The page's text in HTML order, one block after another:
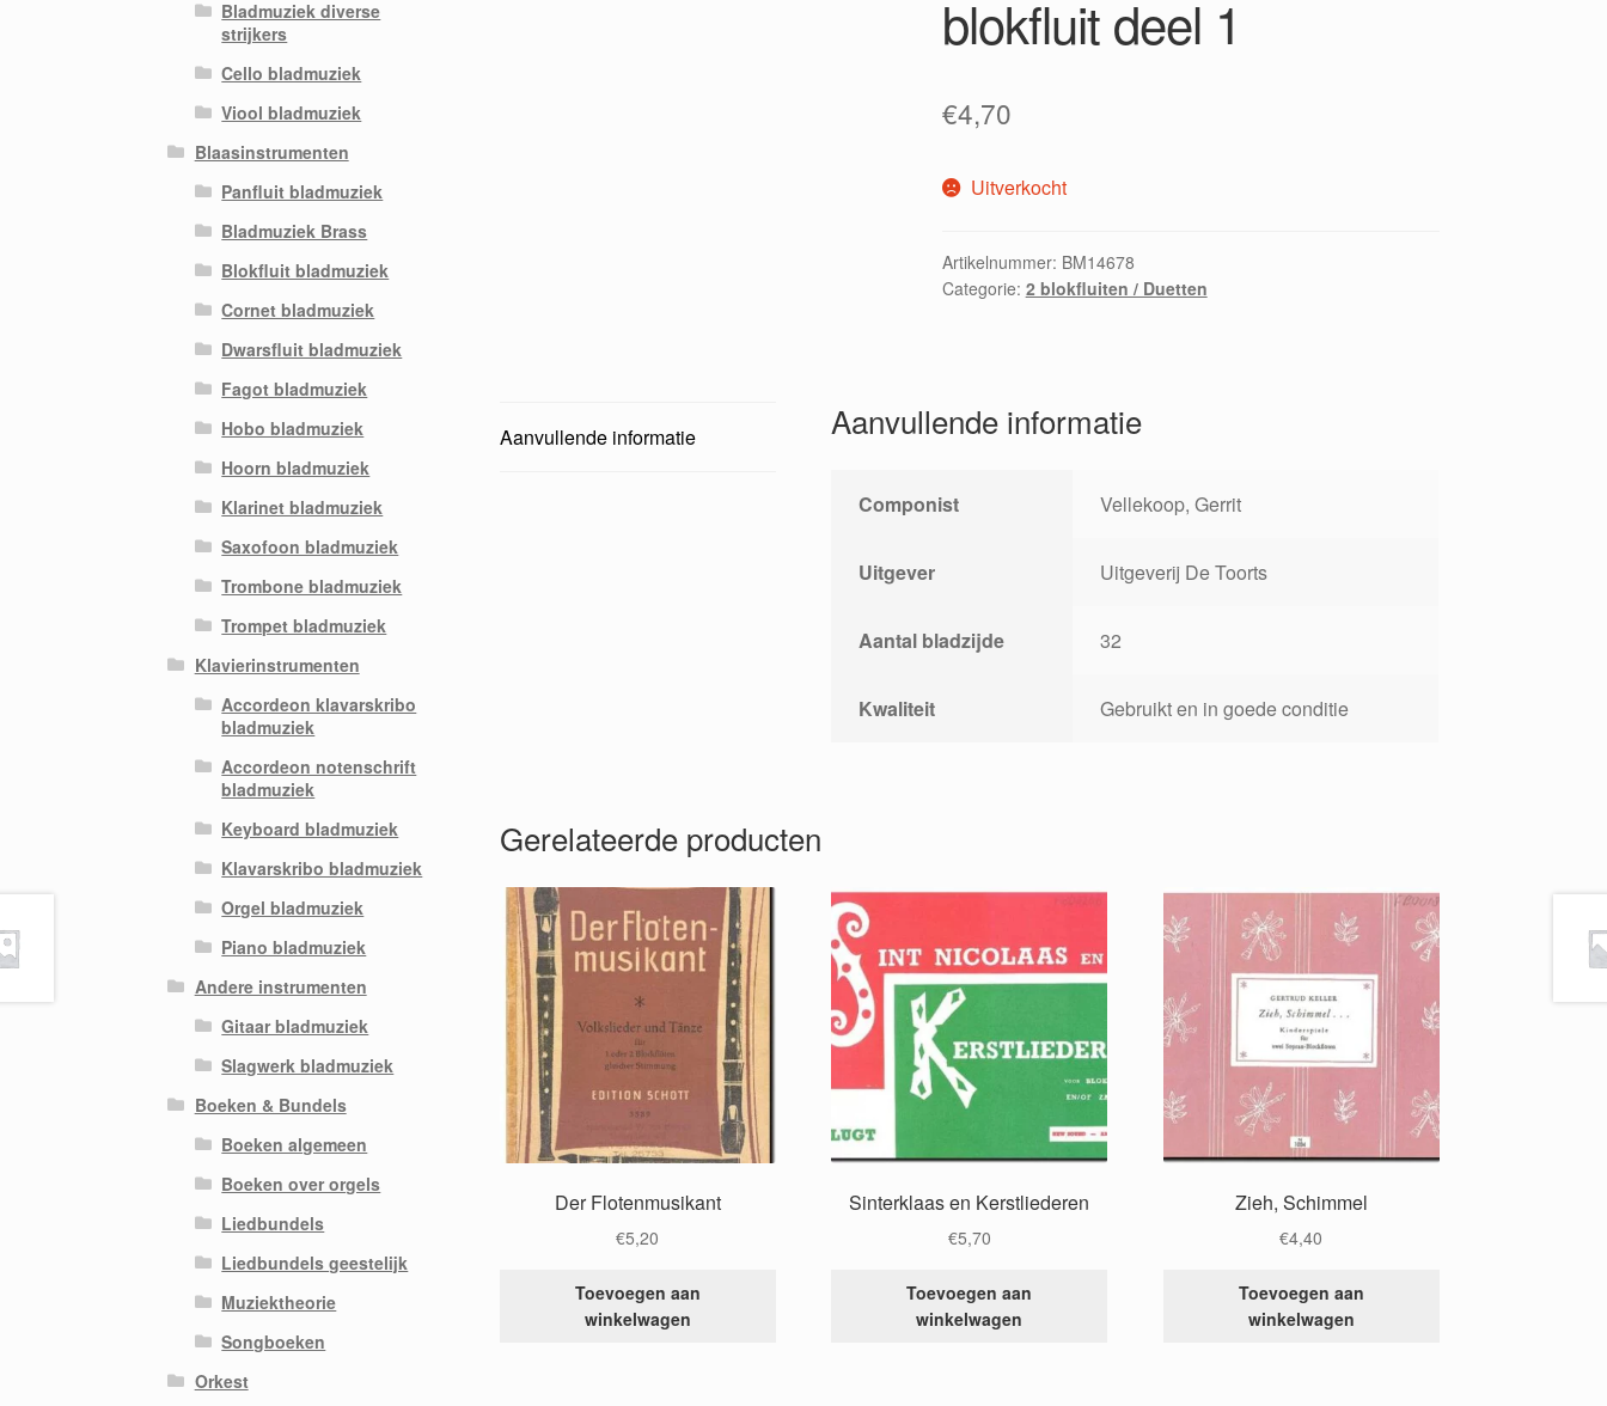
blokfluit deel 1
€4,70
Uitverkocht
Artikelnummer: BM14678
Categorie: 2 blokfluiten / Duetten
Aanvullende informatie Aanvullende informatie
Componist Vellekoop, Gerrit
Uitgever Uitgeverij De Toorts
Aantal bladzijde 32
Kwaliteit Gebruikt en in goede conditie
Gerelateerde producten
Der Flotenmusikant
€5,20
Toevoegen aan
winkelwagen
Sinterklaas en Kerstliederen
€5,70
Toevoegen aan
winkelwagen
Zieh, Schimmel
€4,40
Toevoegen aan
winkelwagen
Bladmuziek diverse
strijkers
Cello bladmuziek
Viool bladmuziek
Blaasinstrumenten
Panfluit bladmuziek
Bladmuziek Brass
Blokfluit bladmuziek
Cornet bladmuziek
Dwarsfluit bladmuziek
Fagot bladmuziek
Hobo bladmuziek
Hoorn bladmuziek
Klarinet bladmuziek
Saxofoon bladmuziek
Trombone bladmuziek
Trompet bladmuziek
Klavierinstrumenten
Accordeon klavarskribo
bladmuziek
Accordeon notenschrift
bladmuziek
Keyboard bladmuziek
Klavarskribo bladmuziek
Orgel bladmuziek
Piano bladmuziek
Andere instrumenten
Gitaar bladmuziek
Slagwerk bladmuziek
Boeken & Bundels
Boeken algemeen
Boeken over orgels
Liedbundels
Liedbundels geestelijk
Muziektheorie
Songboeken
Orkest